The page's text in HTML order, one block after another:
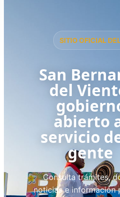
SITIO OFICIAL
San
del
abierto
servicio
gente
Consulta trámites,
noticias e información